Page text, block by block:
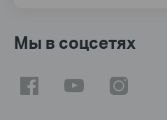
Мы в соцсетях